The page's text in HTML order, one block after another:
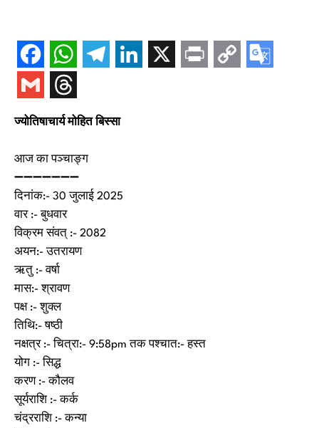
ज्योतिषाचार्य मोहित बिस्सा
आज का पञ्चाङ्ग
➖➖➖➖➖➖➖
दिनांक:- 30 जुलाई 2025
वार :- बुधवार
विक्रम संवत् :- 2082
अयन:- उतरायण
ऋतु :- वर्षा
मास:- श्रावण
पक्ष :- शुक्ल
तिथि:- षष्ठी
नक्षत्र :- चित्रा:- 9:58pm तक पश्चात:- हस्त
योग :- सिद्ध
करण :- कौलव
सूर्यराशि :- कर्क
चंद्रराशि :- कन्या